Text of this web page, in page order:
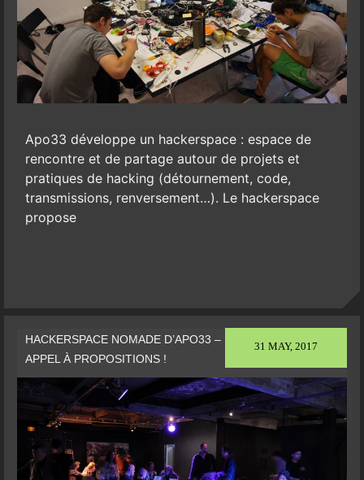
Apo33 développe un hackerspace : espace de
rencontre et de partage autour de projets et
pratiques de hacking (détournement, code,
transmissions, renversement…). Le hackerspace
propose
31 MAY, 2017
HACKERSPACE NOMADE D’APO33 –
APPEL À PROPOSITIONS !